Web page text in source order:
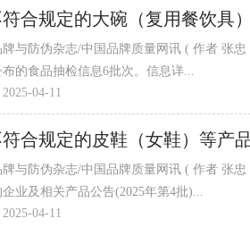
质量网讯 ( 作者 张忠 ) 依据《中华人民共和国食品安全法》等有关规定,东湖区市场监督管
的食品抽检信息6批次。信息详...
04-11
合规定的皮鞋（女鞋）等产
质量网讯 ( 作者 张忠 ) 近日，浙江省市场监管局公布浙江省产品质量监督抽查不合格且逾
业及相关产品公告(2025年第4批)...
04-11